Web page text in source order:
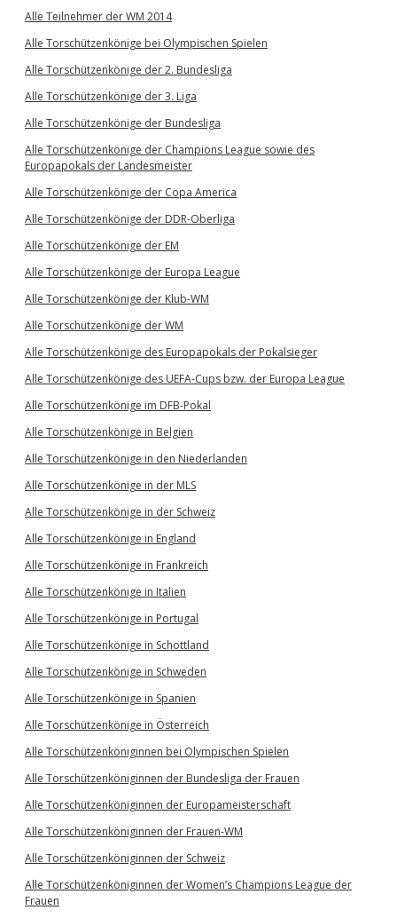
Alle Teilnehmer der WM 2014
Alle Torschützenkönige bei Olympischen Spielen
Alle Torschützenkönige der 2. Bundesliga
Alle Torschützenkönige der 3. Liga
Alle Torschützenkönige der Bundesliga
Alle Torschützenkönige der Champions League sowie des
Europapokals der Landesmeister
Alle Torschützenkönige der Copa America
Alle Torschützenkönige der DDR-Oberliga
Alle Torschützenkönige der EM
Alle Torschützenkönige der Europa League
Alle Torschützenkönige der Klub-WM
Alle Torschützenkönige der WM
Alle Torschützenkönige des Europapokals der Pokalsieger
Alle Torschützenkönige des UEFA-Cups bzw. der Europa League
Alle Torschützenkönige im DFB-Pokal
Alle Torschützenkönige in Belgien
Alle Torschützenkönige in den Niederlanden
Alle Torschützenkönige in der MLS
Alle Torschützenkönige in der Schweiz
Alle Torschützenkönige in England
Alle Torschützenkönige in Frankreich
Alle Torschützenkönige in Italien
Alle Torschützenkönige in Portugal
Alle Torschützenkönige in Schottland
Alle Torschützenkönige in Schweden
Alle Torschützenkönige in Spanien
Alle Torschützenkönige in Österreich
Alle Torschützenköniginnen bei Olympischen Spielen
Alle Torschützenköniginnen der Bundesliga der Frauen
Alle Torschützenköniginnen der Europameisterschaft
Alle Torschützenköniginnen der Frauen-WM
Alle Torschützenköniginnen der Schweiz
Alle Torschützenköniginnen der Women’s Champions League der
Frauen